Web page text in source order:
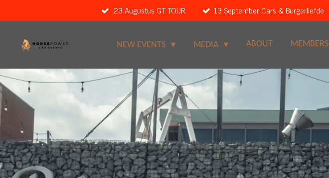
direct
23 Augustus GT TOUR 13 September Cars & Burgerliefde
NEW EVENTS MEDIA ABOUT MEMBERS